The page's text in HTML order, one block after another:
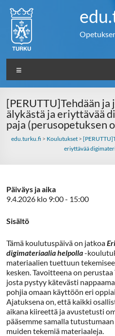
content
[PERUTTU]Tehdään
älykästä ja eriyttävää
paja (perusopetuksen
edu.turku.fi > Koulutukset>
eriyttävää
Päiväys ja aika
9.4.2026 klo 9:00 - 15:00
Sisältö
Tämä koulutuspäivä on jatkoa
digimateriaalia helpolla-
materiaalien tuettuun
kesken. Tavoitteena on
josta pystyy kätevästi
pohjia omaan käyttöön eri
Ajatuksena on, että kaikki
aikana kiireettä ja avustetusti
pääsemme samalla
muiden tekemiä materiaaleja.